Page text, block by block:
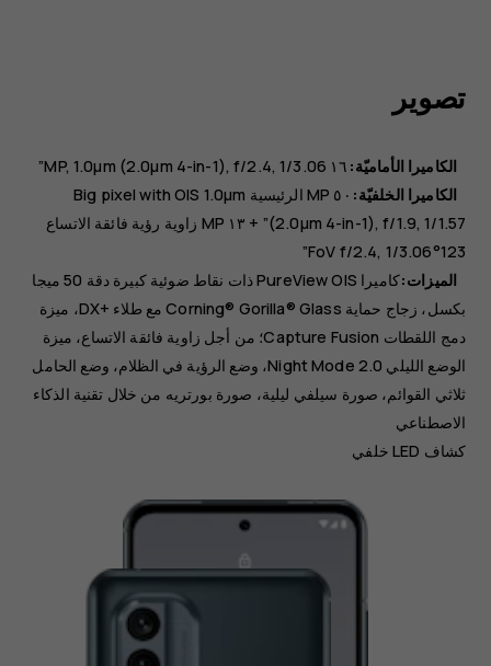
تصوير
الكاميرا الأماميّة: ١٦ MP 1.0µm (2.0µm 4-in-1), f/2.4, 1/3.06”
الكاميرا الخلفيّة: ٥٠ MP الرئيسية Big pixel with OIS 1.0µm
(2.0µm 4-in-1), f/1.9, 1/1.57” + ١٣ MP
زاوية رؤية فائقة الاتساع
123°FoV f/2.4, 1/3.06”
الميزات:
كاميرا PureView OIS ذات نقاط ضوئية كبيرة دقة 50 ميجا
بكسل، زجاج حماية Corning® Gorilla® Glass مع طلاء +DX، ميزة
دمج اللقطات Capture Fusion؛ من أجل زاوية فائقة الاتساع، ميزة
الوضع الليلي Night Mode 2.0، وضع الرؤية في الظلام، وضع الحامل
ثلاثي القوائم، صورة سيلفي ليلية، صورة بورتريه من خلال تقنية الذكاء
الاصطناعي
كشاف LED خلفي